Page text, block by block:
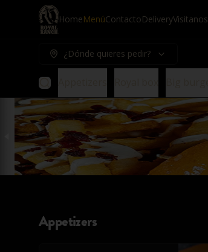
HomeMenúContactoDeliveryVisitanos
¿Dónde quieres pedir?
Appetizers